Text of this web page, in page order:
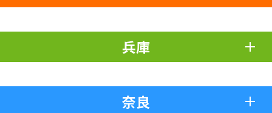
兵庫
奈良